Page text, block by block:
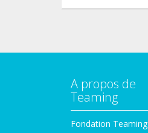
A propos de
Teaming
Fondation Teaming